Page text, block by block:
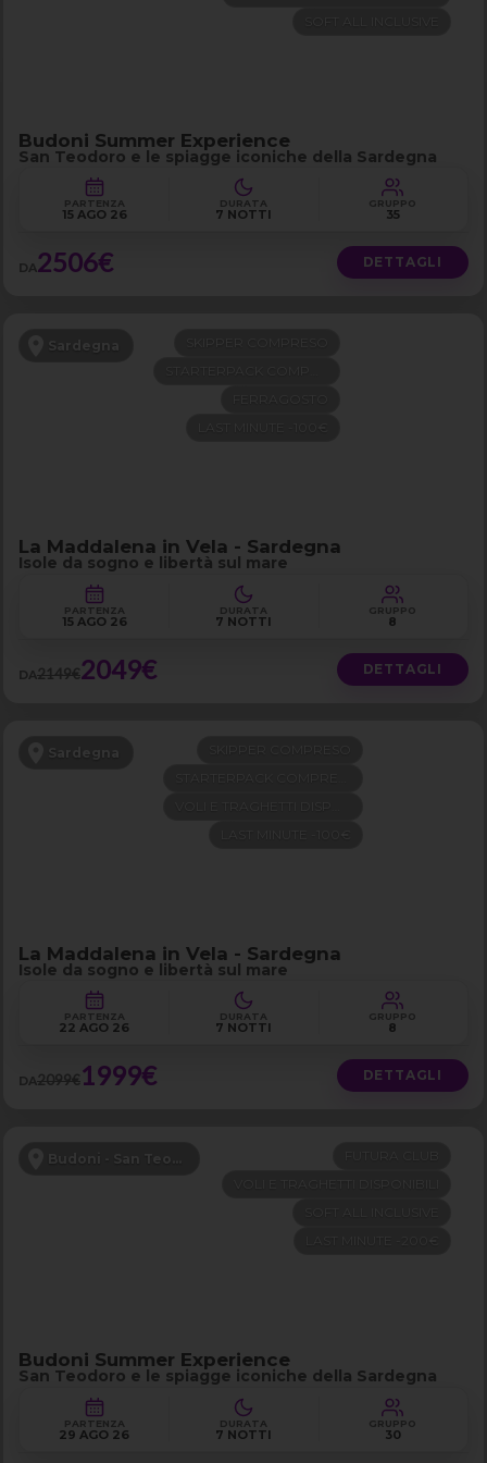
Budoni Summer Experience
San Teodoro e le spiagge iconiche della Sardegna
PARTENZA
15 AGO 26
DURATA
7 NOTTI
GRUPPO
35
DA2506€ DETTAGLI
Sardegna
La Maddalena in Vela - Sardegna
Isole da sogno e libertà sul mare
PARTENZA
15 AGO 26
DURATA
7 NOTTI
GRUPPO
8
DA2149€2049€ DETTAGLI
Sardegna
La Maddalena in Vela - Sardegna
Isole da sogno e libertà sul mare
PARTENZA
22 AGO 26
DURATA
7 NOTTI
GRUPPO
8
DA2099€1999€ DETTAGLI
Budoni - San Teodoro
Budoni Summer Experience
San Teodoro e le spiagge iconiche della Sardegna
PARTENZA
29 AGO 26
DURATA
7 NOTTI
GRUPPO
30